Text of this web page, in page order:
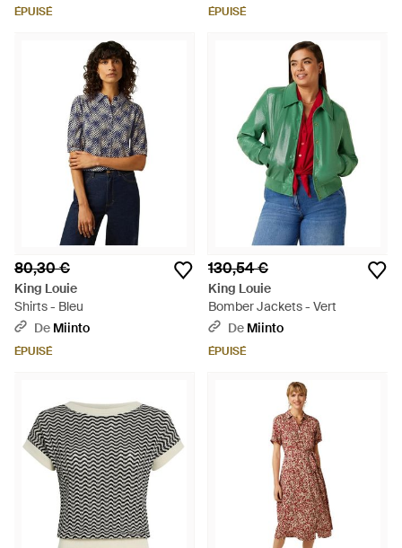
ÉPUISÉ ÉPUISÉ
80,30 €
King Louie
Shirts - Bleu
De Miinto
ÉPUISÉ
130,54 €
King Louie
Bomber Jackets - Vert
De Miinto
ÉPUISÉ